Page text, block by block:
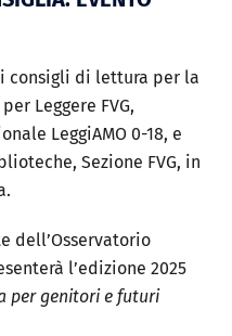
consigli di lettura per la
Leggere FVG,
LeggiAMO 0-18, e
Sezione FVG, in
dell’Osservatorio
l’edizione 2025
per genitori e futuri